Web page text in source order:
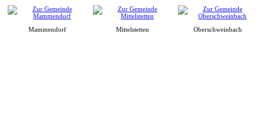
Mammendorf Mittelstetten Oberschweinbach